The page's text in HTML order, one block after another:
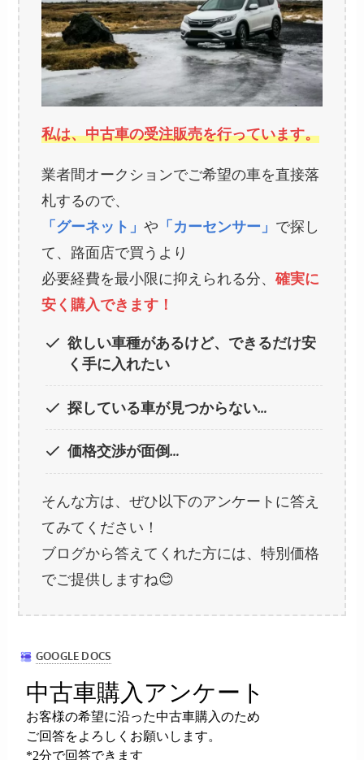
私は、中古車の受注販売を行っています。
業者間オークションでご希望の車を直接落
札するので、
「グーネット」や 「カーセンサー」 で探し
て、路面店で買うより
必要経費を最小限に抑えられる分、確実に
安く購入できます！
欲しい車種があるけど、できるだけ安
く手に入れたい
探している車が見つからない…
価格交渉が面倒…
そんな方は、ぜひ以下のアンケートに答え
てみてください！
ブログから答えてくれた方には、特別価格
でご提供しますね😊